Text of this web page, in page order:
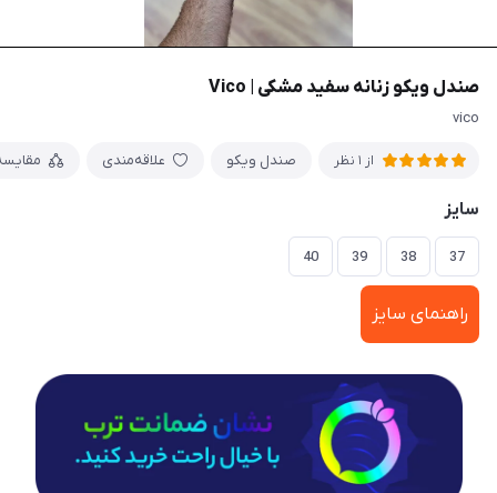
صندل ویکو زنانه سفید مشکی | Vico
vico
از 1 نظر صندل ویکو علاقه‌مندی
سایز
37
38
39
40
راهنمای سایز